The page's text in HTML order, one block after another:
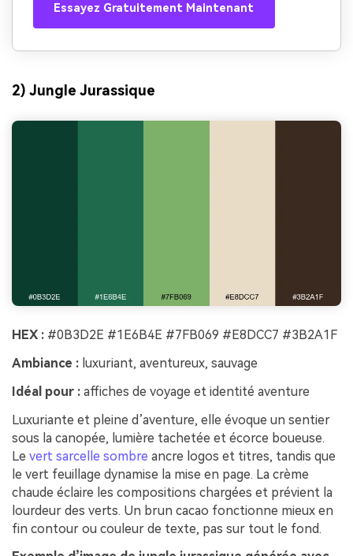
Essayez Gratuitement Maintenant
2) Jungle Jurassique
HEX : #0B3D2E #1E6B4E #7FB069 #E8DCC7 #3B2A1F
Ambiance : luxuriant, aventureux, sauvage
Idéal pour : affiches de voyage et identité aventure
Luxuriante et pleine d’aventure, elle évoque un sentier
sous la canopée, lumière tachetée et écorce boueuse.
Le vert sarcelle sombre ancre logos et titres, tandis que
le vert feuillage dynamise la mise en page. La crème
chaude éclaire les compositions chargées et prévient la
lourdeur des verts. Un brun cacao fonctionne mieux en
fin contour ou couleur de texte, pas sur tout le fond.